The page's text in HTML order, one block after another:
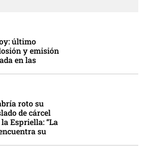
último
y emisión
en las
roto su
de cárcel
Espriella: “La
su